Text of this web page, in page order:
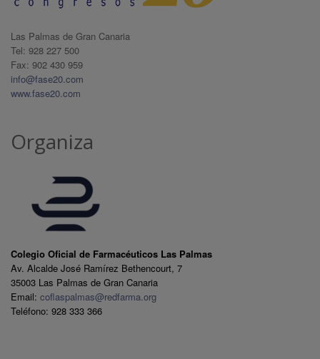
Las Palmas de Gran Canaria
Tel: 928 227 500
Fax: 902 430 959
info@fase20.com
www.fase20.com
Organiza
Colegio Oficial de Farmacéuticos Las Palmas
Av. Alcalde José Ramírez Bethencourt, 7
35003 Las Palmas de Gran Canaria
Email: coflaspalmas@redfarma.org
Teléfono: 928 333 366